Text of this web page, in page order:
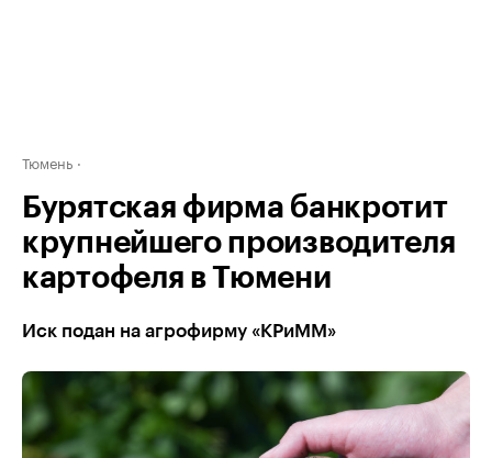
Тюмень
Бурятская фирма банкротит
крупнейшего производителя
картофеля в Тюмени
Иск подан на агрофирму «КРиММ»